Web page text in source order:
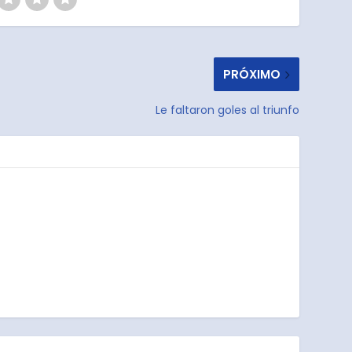
PRÓXIMO
Le faltaron goles al triunfo